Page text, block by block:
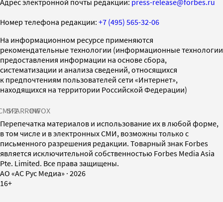
Адрес электронной почты редакции: press-release@forbes.ru
Номер телефона редакции: +7 (495) 565-32-06
На информационном ресурсе применяются
рекомендательные технологии (информационные технологии
предоставления информации на основе сбора,
систематизации и анализа сведений, относящихся
к предпочтениям пользователей сети «Интернет»,
находящихся на территории Российской Федерации)
SPARROWINFOX
Перепечатка материалов и использование их в любой форме,
в том числе и в электронных СМИ, возможны только с
письменного разрешения редакции. Товарный знак Forbes
является исключительной собственностью Forbes Media Asia
Pte. Limited. Все права защищены.
AO «АС Рус Медиа» · 2026
16+